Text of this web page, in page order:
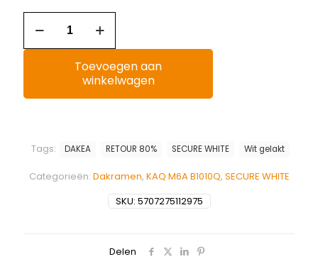
Toevoegen aan
winkelwagen
SKU: 5707275112975
Categorieën: Dakramen, KAQ M6A B1010Q, SECURE WHITE
Tags: DAKEA RETOUR 80% SECURE WHITE Wit gelakt
Delen